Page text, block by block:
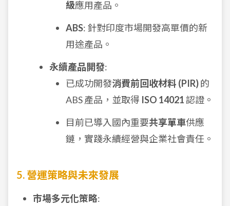
級應用產品。
ABS: 針對印度市場開發高單價的新
用途產品。
永續產品開發:
已成功開發消費前回收材料 (PIR)的
ABS 產品，並取得 ISO 14021認證。
目前已導入國內重要共享單車供應
鏈，實踐永續經營與企業社會責任。
5. 營運策略與未來發展
市場多元化策略: